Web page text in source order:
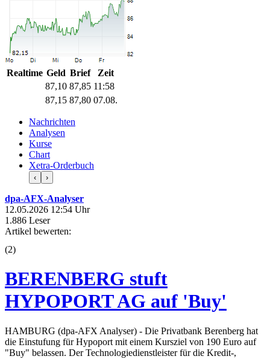
Realtime Geld Brief
Zeit
87,10 87,85 11:58
87,15 87,80 07.08.
Nachrichten
Analysen
Kurse
Chart
Xetra-Orderbuch
‹ ›
dpa-AFX-Analyser
12.05.2026 12:54 Uhr
1.886 Leser
Artikel bewerten:
(2)
BERENBERG stuft
HYPOPORT AG auf 'Buy'
HAMBURG (dpa-AFX Analyser) - Die Privatbank Berenberg hat
die Einstufung für Hypoport mit einem Kursziel von 190 Euro auf
"Buy" belassen. Der Technologiedienstleister für die Kredit-,